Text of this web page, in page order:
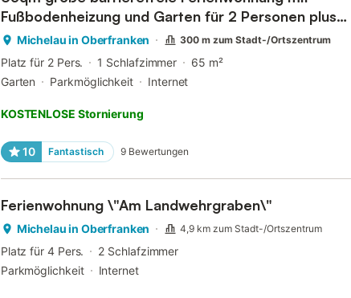
Fußbodenheizung und Garten für 2 Personen plus
KindMichelau in Oberfranken 300 m zum Stadt-/Ortszentrum
Platz für 2 Pers. 1 Schlafzimmer
65 m²
Garten
Parkmöglichkeit Internet
KOSTENLOSE Stornierung
10 Fantastisch 9 Bewertungen
Ferienwohnung \"Am Landwehrgraben\"
Michelau in Oberfranken 4,9 km zum Stadt-/Ortszentrum
Platz für 4 Pers.
2 Schlafzimmer
Parkmöglichkeit
Internet